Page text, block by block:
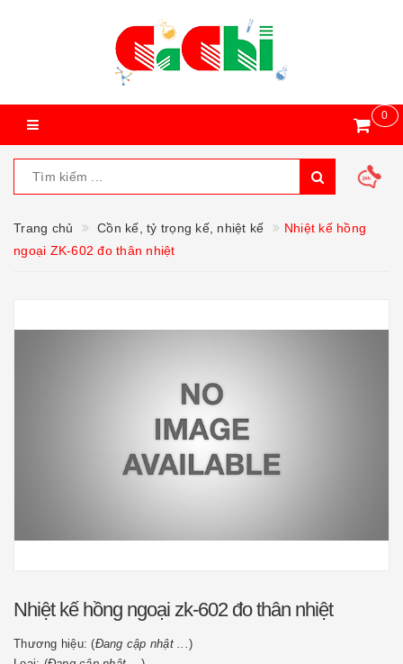
0
Trang chủ Cồn kế, tỷ trọng kế, nhiệt kế
Nhiệt kế hồng
ngoại ZK-602 đo thân nhiệt
Nhiệt kế hồng ngoại zk-602 đo thân nhiệt
Thương hiệu: (Đang cập nhật ...)